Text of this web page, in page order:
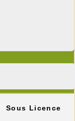
Sous Licence